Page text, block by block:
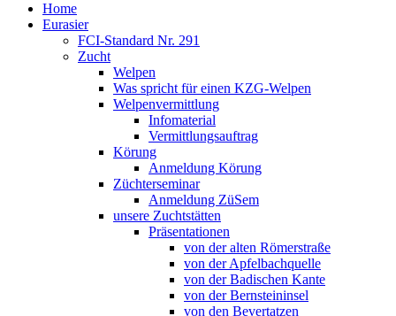
Home
Eurasier
FCI-Standard Nr. 291
Zucht
Welpen
Was spricht für einen KZG-Welpen
Welpenvermittlung
Infomaterial
Vermittlungsauftrag
Körung
Anmeldung Körung
Züchterseminar
Anmeldung ZüSem
unsere Zuchtstätten
Präsentationen
von der alten Römerstraße
von der Apfelbachquelle
von der Badischen Kante
von der Bernsteininsel
von den Bevertatzen